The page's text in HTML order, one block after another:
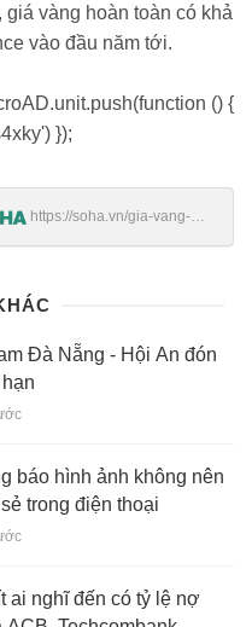
vàng hoàn toàn có khả
vào đầu năm tới.
() {
});
https://soha.vn/gia-vang-
Đà Nẵng - Hội An đón
báo hình ảnh không nên
trong điện thoại
ai nghĩ đến có tỷ lệ nợ